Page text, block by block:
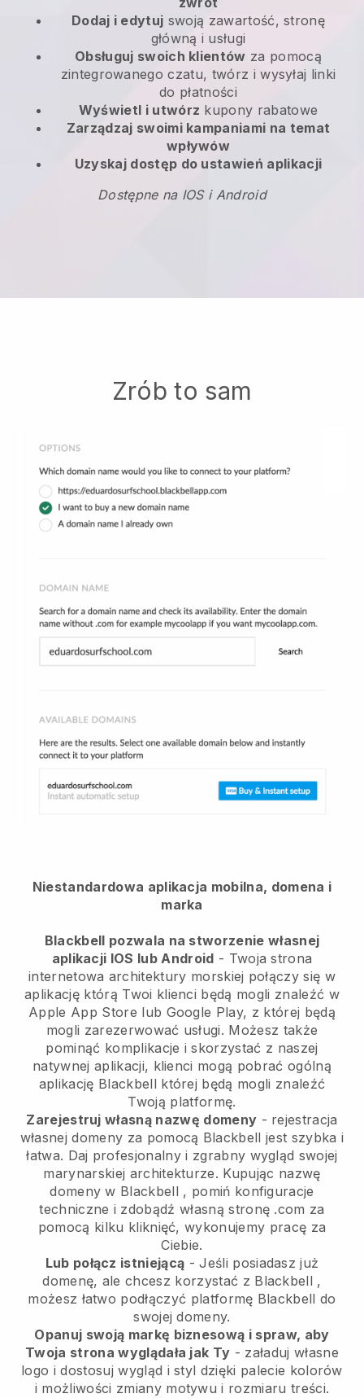
Dodaj i edytuj swoją zawartość, stronę
główną i usługi
Obsługuj swoich klientów za pomocą
zintegrowanego czatu, twórz i wysyłaj linki
do płatności
Wyświetl i utwórz kupony rabatowe
Zarządzaj swoimi kampaniami na temat
wpływów
Uzyskaj dostęp do ustawień aplikacji
Dostępne na IOS i Android
Zrób to sam
Niestandardowa aplikacja mobilna, domena i
marka
Blackbell pozwala na stworzenie własnej
aplikacji IOS lub Android - Twoja strona
internetowa architektury morskiej połączy się w
aplikację którą Twoi klienci będą mogli znaleźć w
Apple App Store lub Google Play, z której będą
mogli zarezerwować usługi. Możesz także
pominąć komplikacje i skorzystać z naszej
natywnej aplikacji, klienci mogą pobrać ogólną
aplikację Blackbell której będą mogli znaleźć
Twoją platformę.
Zarejestruj własną nazwę domeny - rejestracja
własnej domeny za pomocą Blackbell jest szybka i
łatwa. Daj profesjonalny i zgrabny wygląd swojej
marynarskiej architekturze. Kupując nazwę
domeny w Blackbell , pomiń konfiguracje
techniczne i zdobądź własną stronę .com za
pomocą kilku kliknięć, wykonujemy pracę za
Ciebie.
Lub połącz istniejącą - Jeśli posiadasz już
domenę, ale chcesz korzystać z Blackbell ,
możesz łatwo podłączyć platformę Blackbell do
swojej domeny.
Opanuj swoją markę biznesową i spraw, aby
Twoja strona wyglądała jak Ty - załaduj własne
logo i dostosuj wygląd i styl dzięki palecie kolorów
i możliwości zmiany motywu i rozmiaru treści.